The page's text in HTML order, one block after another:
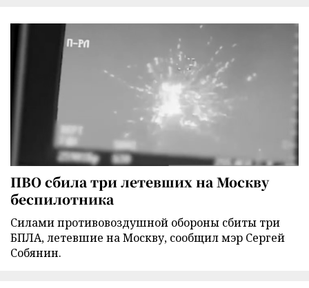
ПВО сбила три летевших на Москву
беспилотника
Силами противовоздушной обороны сбиты три
БПЛА, летевшие на Москву, сообщил мэр Сергей
Собянин.